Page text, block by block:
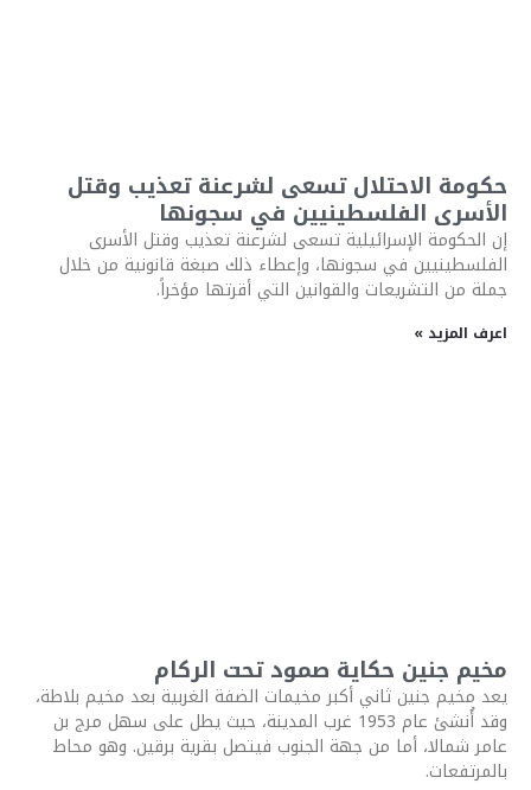
حكومة الاحتلال تسعى لشرعنة تعذيب وقتل
الأسرى الفلسطينيين في سجونها
إن الحكومة الإسرائيلية تسعى لشرعنة تعذيب وقتل الأسرى
الفلسطينيين في سجونها، وإعطاء ذلك صبغة قانونية من خلال
جملة من التشريعات والقوانين التي أقرتها مؤخراً.
اعرف المزيد »
مخيم جنين حكاية صمود تحت الركام
يعد مخيم جنين ثاني أكبر مخيمات الضفة الغربية بعد مخيم بلاطة،
وقد أُنشئ عام 1953 غرب المدينة، حيث يطل على سهل مرج بن
عامر شمالا، أما من جهة الجنوب فيتصل بقرية برقين. وهو محاط
بالمرتفعات.